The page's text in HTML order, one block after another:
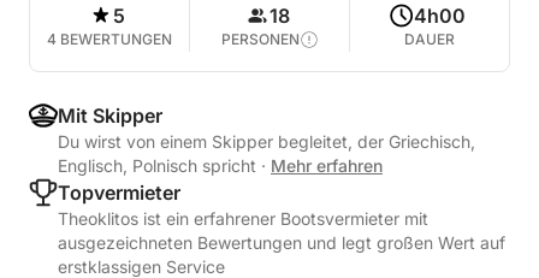
5
4 BEWERTUNGEN
18
PERSONEN
4h00
DAUER
Mit Skipper
Du wirst von einem Skipper begleitet, der Griechisch,
Englisch, Polnisch spricht · Mehr erfahren
Topvermieter
Theoklitos ist ein erfahrener Bootsvermieter mit
ausgezeichneten Bewertungen und legt großen Wert auf
erstklassigen Service